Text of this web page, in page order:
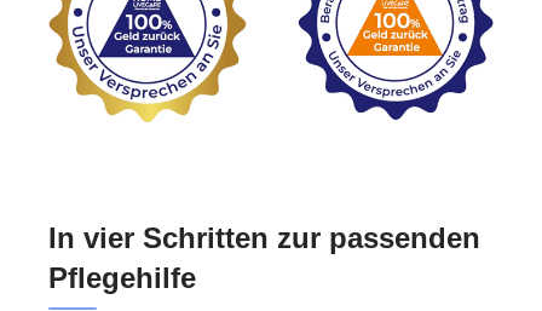
In vier Schritten zur passenden
Pflegehilfe